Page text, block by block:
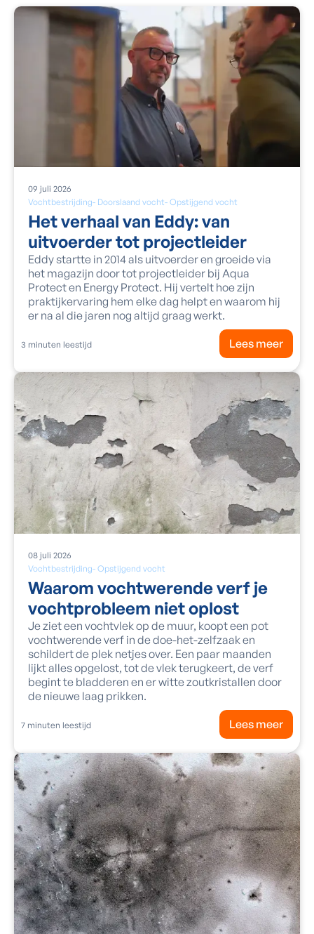
Vochtbestrijding- Doorslaand vocht- Opstijgend vocht
09 juli 2026
Het verhaal van Eddy: van
uitvoerder tot projectleider
Eddy startte in 2014 als uitvoerder en groeide via
het magazijn door tot projectleider bij Aqua
Protect en Energy Protect. Hij vertelt hoe zijn
praktijkervaring hem elke dag helpt en waarom hij
er na al die jaren nog altijd graag werkt.
3 minuten leestijd Lees meer
Vochtbestrijding- Opstijgend vocht
08 juli 2026
Waarom vochtwerende verf je
vochtprobleem niet oplost
Je ziet een vochtvlek op de muur, koopt een pot
vochtwerende verf in de doe-het-zelfzaak en
schildert de plek netjes over. Een paar maanden
lijkt alles opgelost, tot de vlek terugkeert, de verf
begint te bladderen en er witte zoutkristallen door
de nieuwe laag prikken.
7 minuten leestijd Lees meer